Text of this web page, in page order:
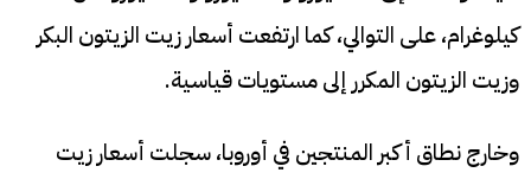
كيلوغرام، على التوالي، كما ارتفعت أسعار زيت الزيتون البكر
وزيت الزيتون المكرر إلى مستويات قياسية.
وخارج نطاق أكبر المنتجين في أوروبا، سجلت أسعار زيت